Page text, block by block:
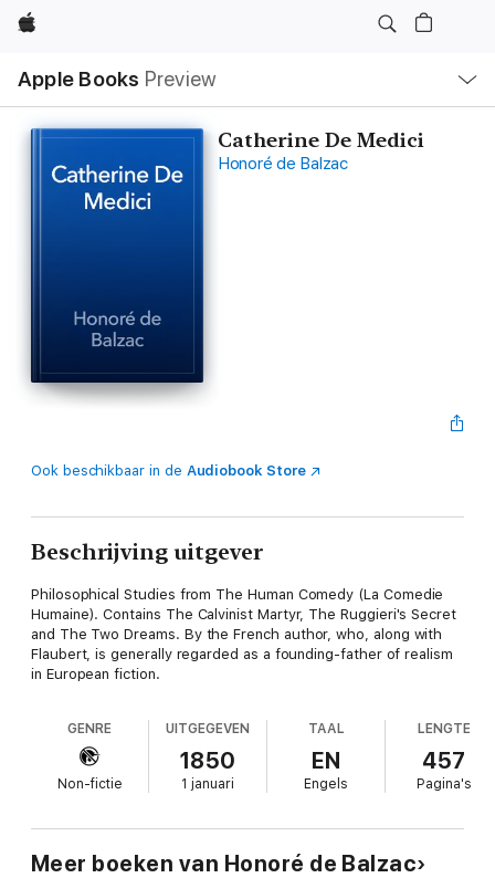
Apple
Apple Books Preview
lokaal
navigatiemenu
Catherine De Medici
Honoré de Balzac
Ook beschikbaar in de Audiobook Store
Beschrijving uitgever
Philosophical Studies from The Human Comedy (La Comedie
Humaine). Contains The Calvinist Martyr, The Ruggieri's Secret
and The Two Dreams. By the French author, who, along with
Flaubert, is generally regarded as a founding-father of realism
in European fiction.
GENRE
Non-fictie
UITGEGEVEN
1850
1 januari
TAAL
EN
Engels
LENGTE
457
Pagina's
Meer boeken van Honoré de Balzac